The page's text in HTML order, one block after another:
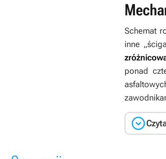
Schemat
inne
ponad
